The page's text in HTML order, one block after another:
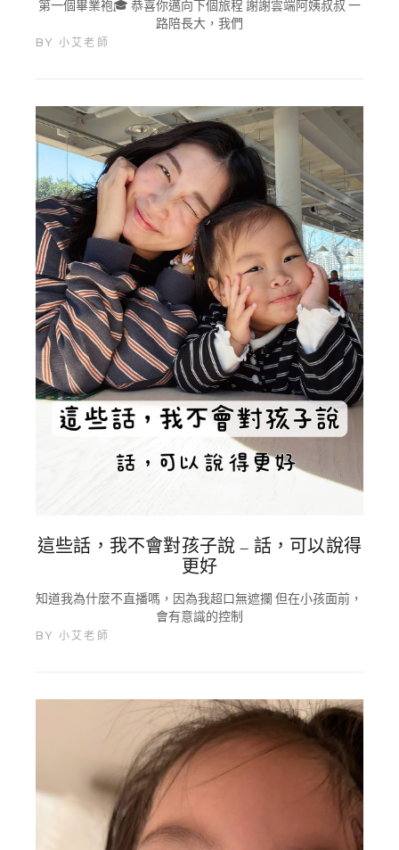
第一個畢業袍🎓 恭喜你邁向下個旅程 謝謝雲端阿姨叔叔 一
路陪長大，我們
BY 小艾老師
這些話，我不會對孩子說 – 話，可以說得
更好
知道我為什麼不直播嗎，因為我超口無遮攔 但在小孩面前，
會有意識的控制
BY 小艾老師